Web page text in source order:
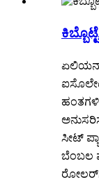
ಸೀಟ್
ಬೆಂಬಲ